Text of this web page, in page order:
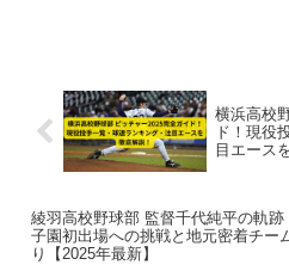
横浜高校
ド！現役
目エース
綾羽高校野球部 監督千代純平の軌跡
子園初出場への挑戦と地元密着チー
り【2025年最新】